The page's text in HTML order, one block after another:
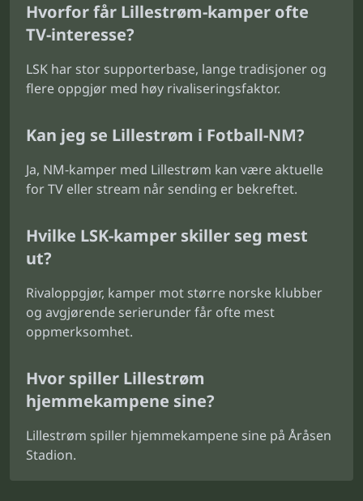
Hvorfor får Lillestrøm-kamper ofte
TV-interesse?
LSK har stor supporterbase, lange tradisjoner og
flere oppgjør med høy rivaliseringsfaktor.
Kan jeg se Lillestrøm i Fotball-NM?
Ja, NM-kamper med Lillestrøm kan være aktuelle
for TV eller stream når sending er bekreftet.
Hvilke LSK-kamper skiller seg mest
ut?
Rivaloppgjør, kamper mot større norske klubber
og avgjørende serierunder får ofte mest
oppmerksomhet.
Hvor spiller Lillestrøm
hjemmekampene sine?
Lillestrøm spiller hjemmekampene sine på Åråsen
Stadion.